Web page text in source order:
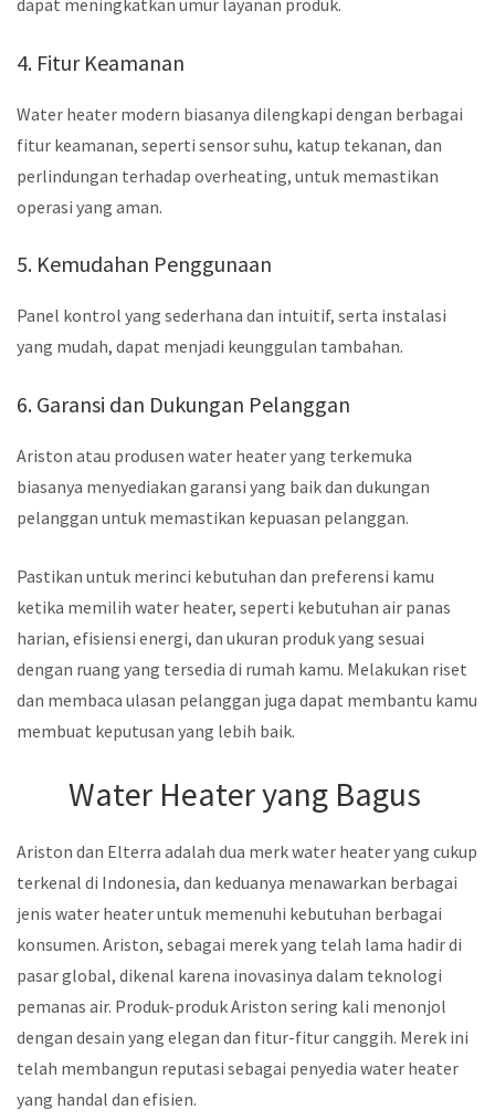
dapat meningkatkan umur layanan produk.
4. Fitur Keamanan
Water heater modern biasanya dilengkapi dengan berbagai
fitur keamanan, seperti sensor suhu, katup tekanan, dan
perlindungan terhadap overheating, untuk memastikan
operasi yang aman.
5. Kemudahan Penggunaan
Panel kontrol yang sederhana dan intuitif, serta instalasi
yang mudah, dapat menjadi keunggulan tambahan.
6. Garansi dan Dukungan Pelanggan
Ariston atau produsen water heater yang terkemuka
biasanya menyediakan garansi yang baik dan dukungan
pelanggan untuk memastikan kepuasan pelanggan.
Pastikan untuk merinci kebutuhan dan preferensi kamu
ketika memilih water heater, seperti kebutuhan air panas
harian, efisiensi energi, dan ukuran produk yang sesuai
dengan ruang yang tersedia di rumah kamu. Melakukan riset
dan membaca ulasan pelanggan juga dapat membantu kamu
membuat keputusan yang lebih baik.
Water Heater yang Bagus
Ariston dan Elterra adalah dua merk water heater yang cukup
terkenal di Indonesia, dan keduanya menawarkan berbagai
jenis water heater untuk memenuhi kebutuhan berbagai
konsumen. Ariston, sebagai merek yang telah lama hadir di
pasar global, dikenal karena inovasinya dalam teknologi
pemanas air. Produk-produk Ariston sering kali menonjol
dengan desain yang elegan dan fitur-fitur canggih. Merek ini
telah membangun reputasi sebagai penyedia water heater
yang handal dan efisien.